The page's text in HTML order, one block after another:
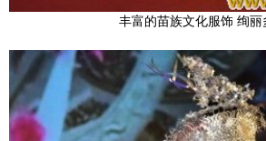
丰富的苗族文化服饰 绚丽